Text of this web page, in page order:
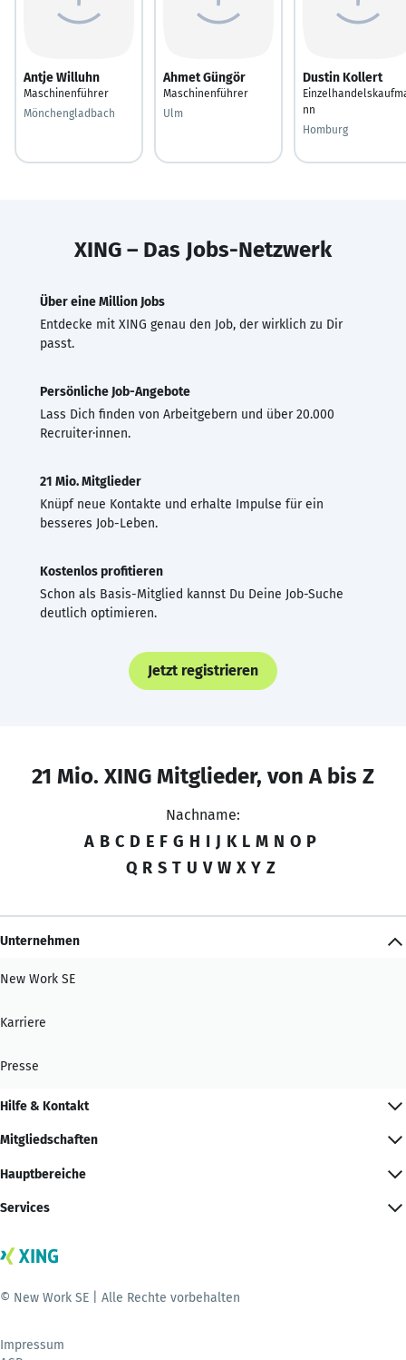
Antje Willuhn
Maschinenführer
Mönchengladbach
Ahmet Güngör
Maschinenführer
Ulm
Dustin Kollert
nn
Homburg
XING – Das Jobs-Netzwerk
Über eine Million Jobs
Entdecke mit XING genau den Job, der wirklich zu Dir
passt.
Persönliche Job-Angebote
Lass Dich finden von Arbeitgebern und über 20.000
Recruiter·innen.
21 Mio. Mitglieder
Knüpf neue Kontakte und erhalte Impulse für ein
besseres Job-Leben.
Kostenlos profitieren
Schon als Basis-Mitglied kannst Du Deine Job-Suche
deutlich optimieren.
Jetzt registrieren
21 Mio. XING Mitglieder, von A bis Z
Nachname:
A B C D E F G H I J K L M N O P
Q R S T U V W X Y Z
Unternehmen
New Work SE
Karriere
Presse
Hilfe & Kontakt
Mitgliedschaften
Hauptbereiche
Services
© New Work SE | Alle Rechte vorbehalten
Impressum